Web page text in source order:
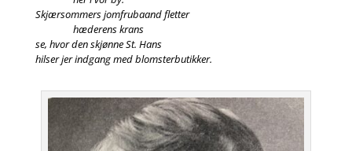
Skjærsommers jomfrubaand fletter
hæderens krans
se, hvor den skjønne St. Hans
hilser jer indgang med blomsterbutikker.